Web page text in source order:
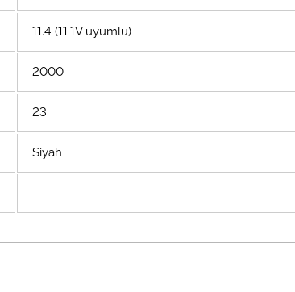
11.4 (11.1V uyumlu)
2000
23
Siyah